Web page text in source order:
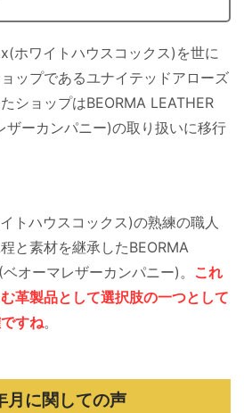
ホワイトハウスコックス)を世に
ップであるユナイテッドアローズ
ショップはBEORMA LEATHER
ザーカンパニー)の取り扱いに移行
トハウスコックス)の熟練の職人
と素材を継承したBEORMA
オーマレザーカンパニー)。 これ
革製品として選択肢の一つとして
すね。
月に関しての声